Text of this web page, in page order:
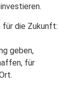
für die Zukunft:
geben,
für